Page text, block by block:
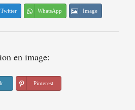
Twitter WhatsApp Image
en image:
Pinterest